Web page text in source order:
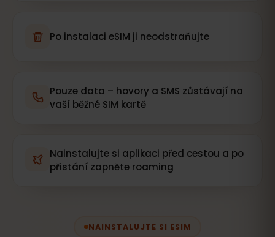
Po instalaci eSIM ji neodstraňujte
Pouze data – hovory a SMS zůstávají na
vaší běžné SIM kartě
Nainstalujte si aplikaci před cestou a po
přistání zapněte roaming
NAINSTALUJTE SI ESIM